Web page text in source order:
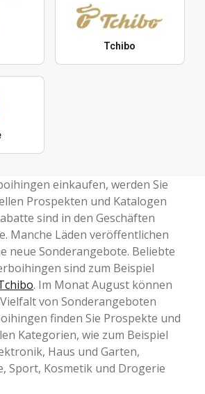
Tchibo
einkaufen, werden Sie
Prospekten und Katalogen
sind in den Geschäften
Manche Läden veröffentlichen
neue Sonderangebote. Beliebte
sind zum Beispiel
. Im Monat August können
von Sonderangeboten
finden Sie Prospekte und
Kategorien, wie zum Beispiel
Haus und Garten,
Sport, Kosmetik und Drogerie